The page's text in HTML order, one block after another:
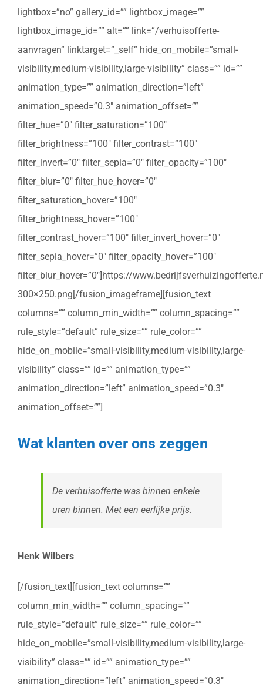
lightbox=”no” gallery_id=”” lightbox_image=””
lightbox_image_id=”” alt=”” link=”/verhuisofferte-
aanvragen” linktarget=”_self” hide_on_mobile=”small-
visibility,medium-visibility,large-visibility” class=”” id=””
animation_type=”” animation_direction=”left”
animation_speed=”0.3″ animation_offset=””
filter_hue=”0″ filter_saturation=”100″
filter_brightness=”100″ filter_contrast=”100″
filter_invert=”0″ filter_sepia=”0″ filter_opacity=”100″
filter_blur=”0″ filter_hue_hover=”0″
filter_saturation_hover=”100″
filter_brightness_hover=”100″
filter_contrast_hover=”100″ filter_invert_hover=”0″
filter_sepia_hover=”0″ filter_opacity_hover=”100″
filter_blur_hover=”0″]https://
300×250.png[/fusion_imageframe][fusion_text
columns=”” column_min_width=”” column_spacing=””
rule_style=”default” rule_size=”” rule_color=””
hide_on_mobile=”small-visibility,medium-visibility,large-
visibility” class=”” id=”” animation_type=””
animation_direction=”left” animation_speed=”0.3″
animation_offset=””]
Wat klanten over ons zeggen
De verhuisofferte was binnen enkele
uren binnen. Met een eerlijke prijs.
Henk Wilbers
[/fusion_text][fusion_text columns=””
column_min_width=”” column_spacing=””
rule_style=”default” rule_size=”” rule_color=””
hide_on_mobile=”small-visibility,medium-visibility,large-
visibility” class=”” id=”” animation_type=””
animation_direction=”left” animation_speed=”0.3″